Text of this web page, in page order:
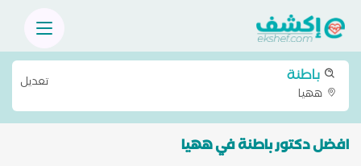
باطنة
ههيا
تعديل
افضل دكتور باطنة في ههيا